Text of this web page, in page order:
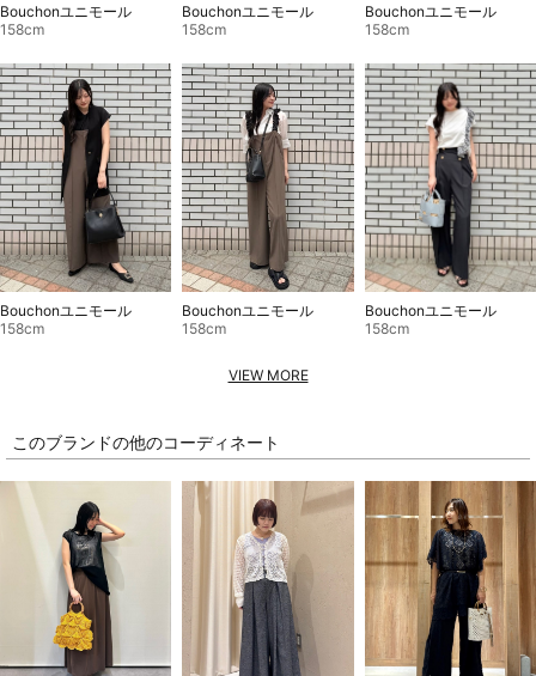
Bouchonユニモール
158cm
Bouchonユニモール
158cm
Bouchonユニモール
158cm
Bouchonユニモール
158cm
Bouchonユニモール
158cm
Bouchonユニモール
158cm
VIEW MORE
このブランドの他のコーディネート